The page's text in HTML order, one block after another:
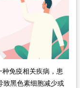
免疫相关疾病，患
致黑色素细胞减少或